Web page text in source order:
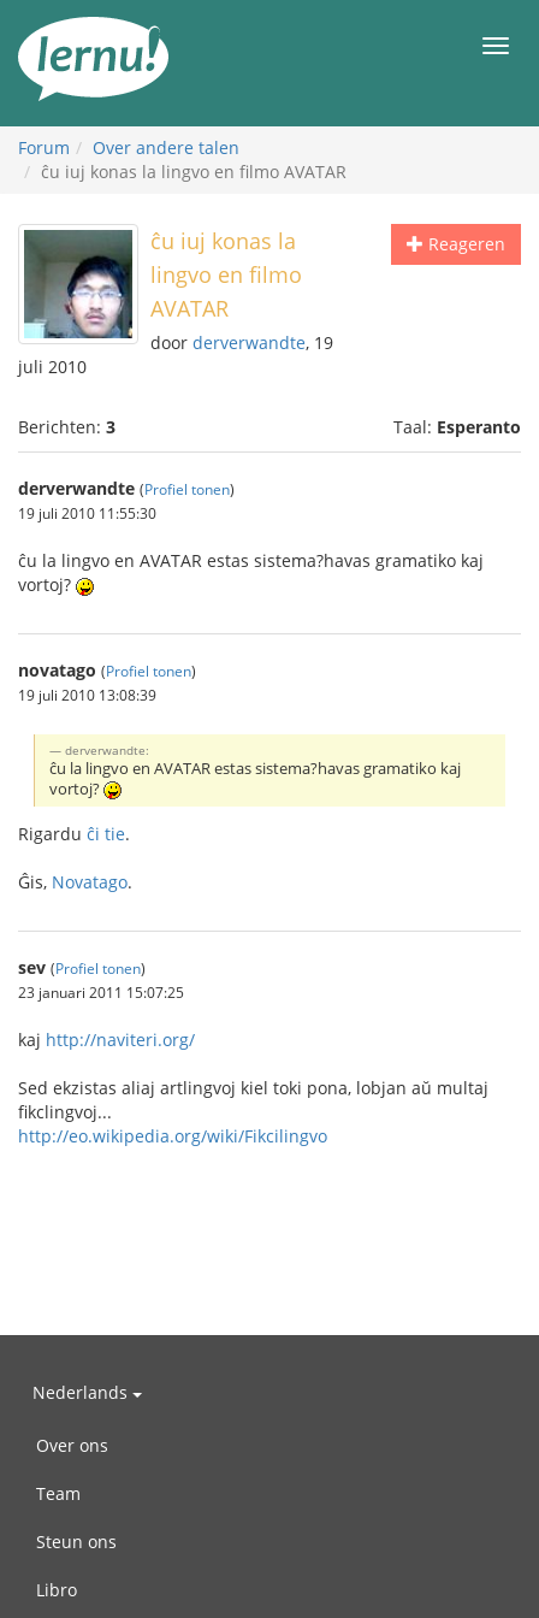
inhoud
Forum
Over andere talen
ĉu iuj konas la lingvo en filmo AVATAR
Reageren
ĉu iuj konas la
lingvo en filmo
AVATAR
door derverwandte, 19
juli 2010
Berichten: 3 Taal: Esperanto
derverwandte (Profiel tonen)
19 juli 2010 11:55:30
ĉu la lingvo en AVATAR estas sistema?havas gramatiko kaj
vortoj?
novatago (Profiel tonen)
19 juli 2010 13:08:39
derverwandte:
ĉu la lingvo en AVATAR estas sistema?havas gramatiko kaj
vortoj?
Rigardu ĉi tie.
Ĝis, Novatago.
sev (Profiel tonen)
23 januari 2011 15:07:25
kaj http://naviteri.org/
Sed ekzistas aliaj artlingvoj kiel toki pona, lobjan aŭ multaj
fikclingvoj...
http://eo.wikipedia.org/wiki/Fikcilingvo
Nederlands
Over ons
Team
Steun ons
Libro